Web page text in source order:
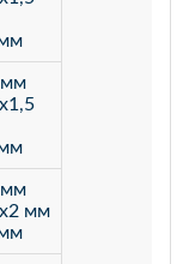
мм
мм
мм